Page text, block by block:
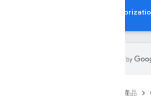
驗證應用程式以使用 Google
產品